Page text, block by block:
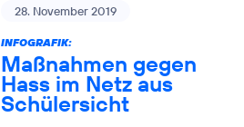
28. November 2019
INFOGRAFIK:
Maßnahmen gegen
Hass im Netz aus
Schülersicht